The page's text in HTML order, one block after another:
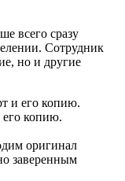
всего сразу
Сотрудник
но и другие
и его копию.
его копию.
оригинал
заверенным